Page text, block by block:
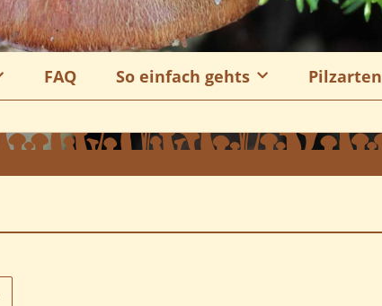
FAQ So einfach gehts Pilzarten